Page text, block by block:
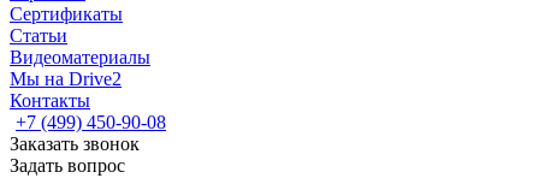
Сертификаты
Статьи
Видеоматериалы
Мы на Drive2
Контакты
+7 (499) 450-90-08
Заказать звонок
Задать вопрос